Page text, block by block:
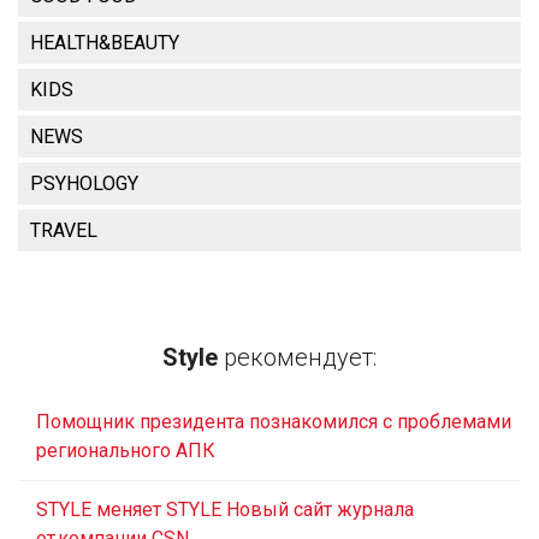
HEALTH&BEAUTY
KIDS
NEWS
PSYHOLOGY
TRAVEL
Style рекомендует:
Помощник президента познакомился с проблемами
регионального АПК
STYLE меняет STYLE Новый сайт журнала